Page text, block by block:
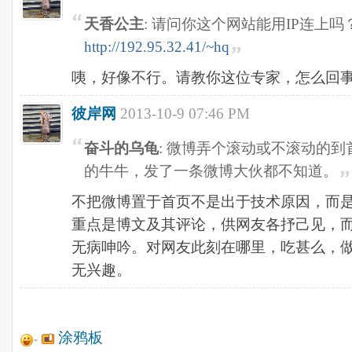
天香公主: 请问你这个网站能用IP连上吗
http://192.95.32.41/~hq
咦，好像不行。请教你这位专家，怎么回
彼岸网 2013-10-9 07:46 PM
奋斗的乌龟: 微博弄个滚动或不滚动的
的牛牛，发了一条微博大伙都不知道。
不把微博置于首页不是出于技术原因，而
重点是博文及其评论，供网友各抒己见，
无病呻吟。对网友此刻在哪里，吃甚么，
无兴趣。
涂鸦板